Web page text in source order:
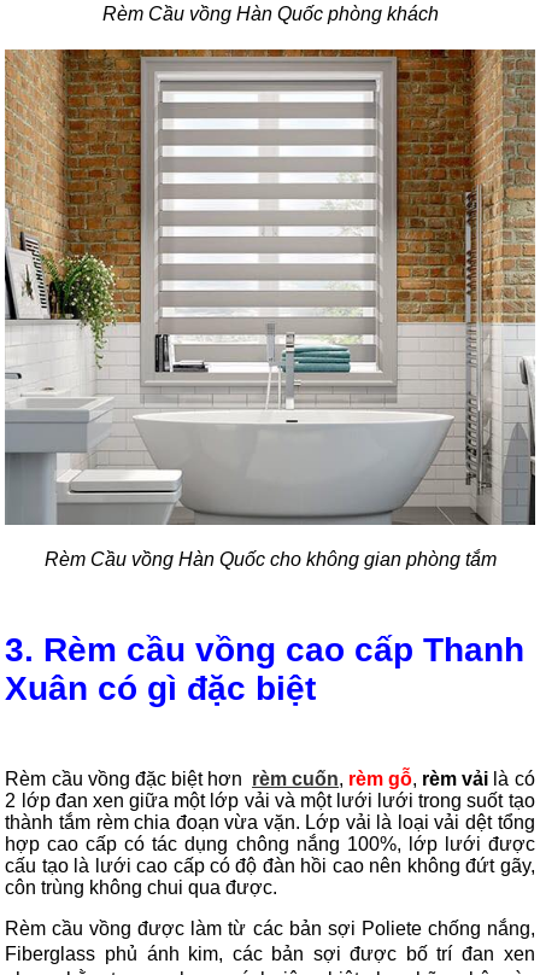
Rèm Cầu vồng Hàn Quốc phòng khách
Rèm Cầu vồng Hàn Quốc cho không gian phòng tắm
3. Rèm cầu vồng cao cấp Thanh
Xuân có gì đặc biệt
Rèm cầu vồng đặc biệt hơn rèm cuốn, rèm gỗ, rèm vải là có
2 lớp đan xen giữa một lớp vải và một lưới lưới trong suốt tạo
thành tắm rèm chia đoạn vừa vặn. Lớp vải là loại vải dệt tổng
hợp cao cấp có tác dụng chông nắng 100%, lớp lưới được
cấu tạo là lưới cao cấp có độ đàn hồi cao nên không đứt gãy,
côn trùng không chui qua được.
Rèm cầu vồng được làm từ các bản sợi Poliete chống nắng,
Fiberglass phủ ánh kim, các bản sợi được bố trí đan xen